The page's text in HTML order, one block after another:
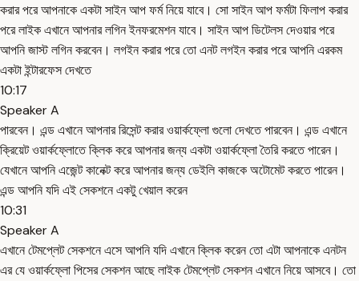
করার পরে আপনাকে একটা সাইন আপ ফর্ম নিয়ে যাবে। সো সাইন আপ ফর্মটা ফিলাপ করার
পরে লাইক এখানে আপনার লগিন ইনফরমেশন যাবে। সাইন আপ ডিটেলস দেওয়ার পরে
আপনি জাস্ট লগিন করবেন। লগইন করার পরে তো এনট লগইন করার পরে আপনি এরকম
একটা ইন্টারফেস দেখতে
10:17
Speaker A
পারবেন। এন্ড এখানে আপনার রিসেন্ট করার ওয়ার্কফ্লো গুলো দেখতে পারবেন। এন্ড এখানে
ক্রিয়েট ওয়ার্কফ্লোতে ক্লিক করে আপনার জন্য একটা ওয়ার্কফ্লো তৈরি করতে পারেন।
যেখানে আপনি এজেন্ট কানেক্ট করে আপনার জন্য ডেইলি কাজকে অটোমেট করতে পারেন।
এন্ড আপনি যদি এই সেকশনে একটু খেয়াল করেন
10:31
Speaker A
এখানে টেমপ্লেট সেকশনে এসে আপনি যদি এখানে ক্লিক করেন তো এটা আপনাকে এনটন
এর যে ওয়ার্কফ্লো পিসের সেকশন আছে লাইক টেমপ্লেট সেকশন এখানে নিয়ে আসবে। তো